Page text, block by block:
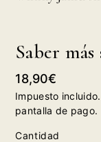
Saber
Precio
habitual
18,90€
Impuesto
pantalla de pago.
Cantidad